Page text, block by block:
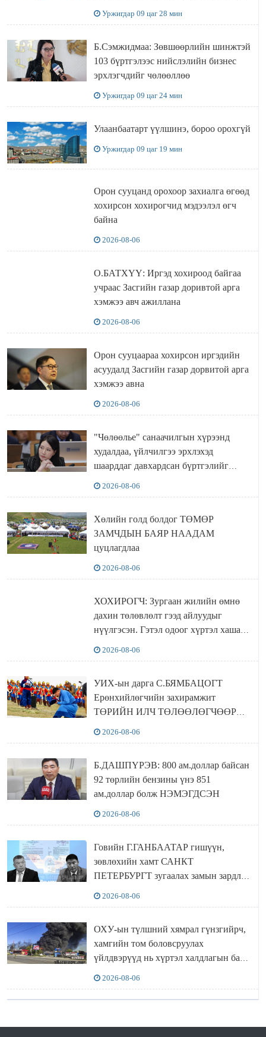
Уржигдар 09 цаг 28 мин
Б.Сэмжидмаа: Зөвшөөрлийн шинжтэй
103 бүртгэлээс нийслэлийн бизнес
эрхлэгчдийг чөлөөллөө
Уржигдар 09 цаг 24 мин
Улаанбаатарт үүлшинэ, бороо орохгүй
Уржигдар 09 цаг 19 мин
Орон сууцанд орохоор захиалга өгөөд
хохирсон хохирогчид мэдээлэл өгч
байна
2026-08-06
О.БАТХҮҮ: Иргэд хохироод байгаа
учраас Засгийн газар доривтой арга
хэмжээ авч ажиллана
2026-08-06
Орон сууцаараа хохирсон иргэдийн
асуудалд Засгийн газар дорвитой арга
хэмжээ авна
2026-08-06
"Чөлөөлье" санаачилгын хүрээнд
худалдаа, үйлчилгээ эрхлэхэд
шаарддаг давхардсан бүртгэлийг
2026-08-06
Хөлийн голд болдог ТӨМӨР
ЗАМЧДЫН БАЯР НААДАМ
цуцлагдлаа
2026-08-06
ХОХИРОГЧ: Зургаан жилийн өмнө
дахин төлөвлөлт гээд айлуудыг
нүүлгэсэн. Гэтэл одоог хүртэл хашаа
2026-08-06
УИХ-ын дарга С.БЯМБАЦОГТ
Ерөнхийлөгчийн захирамжит
ТӨРИЙН ИЛЧ ТӨЛӨӨЛӨГЧӨӨР
2026-08-06
Б.ДАШПҮРЭВ: 800 ам.доллар байсан
92 төрлийн бензины үнэ 851
ам.доллар болж НЭМЭГДСЭН
2026-08-06
Говийн Г.ГАНБААТАР гишүүн,
зөвлөхийн хамт САНКТ
ПЕТЕРБУРГТ зугаалах замын зардлаа
2026-08-06
ОХУ-ын түлшний хямрал гүнзгийрч,
хамгийн том боловсруулах
үйлдвэрүүд нь хүртэл халдлагын бай
2026-08-06